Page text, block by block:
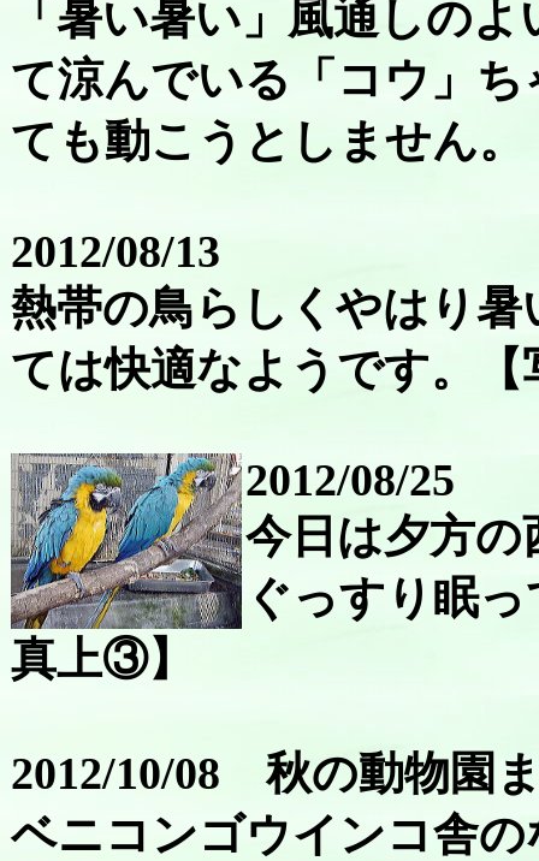
「暑い暑い」風通しの
て涼んでいる「コウ」
ても動こうとしません
2012/08/13
熱帯の鳥らしくやはり
ては快適なようです。
2012/08/25
今日は夕方
ぐっすり眠
真上③】
2012/10/08 秋の動物園
ベニコンゴウインコ舎